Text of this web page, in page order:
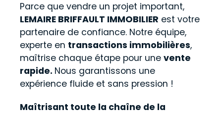
Parce que vendre un projet important,
LEMAIRE BRIFFAULT IMMOBILIER est votre
partenaire de confiance. Notre équipe,
experte en transactions immobilières,
maîtrise chaque étape pour une vente
rapide. Nous garantissons une
expérience fluide et sans pression !
Maîtrisant toute la chaîne de la